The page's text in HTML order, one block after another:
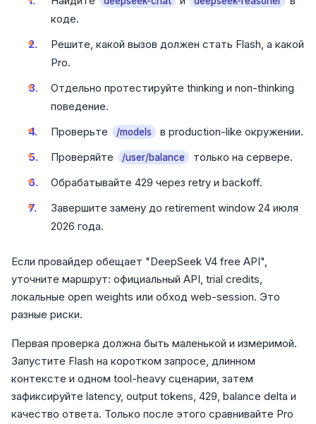
коде.
Решите, какой вызов должен стать Flash, а какой
Pro.
Отдельно протестируйте thinking и non-thinking
поведение.
Проверьте
/models
в production-like окружении.
Проверяйте
/user/balance
только на сервере.
Обрабатывайте 429 через retry и backoff.
Завершите замену до retirement window 24 июля
2026 года.
Если провайдер обещает "DeepSeek V4 free API",
уточните маршрут: официальный API, trial credits,
локальные open weights или обход web-session. Это
разные риски.
Первая проверка должна быть маленькой и измеримой.
Запустите Flash на коротком запросе, длинном
контексте и одном tool-heavy сценарии, затем
зафиксируйте latency, output tokens, 429, balance delta и
качество ответа. Только после этого сравнивайте Pro